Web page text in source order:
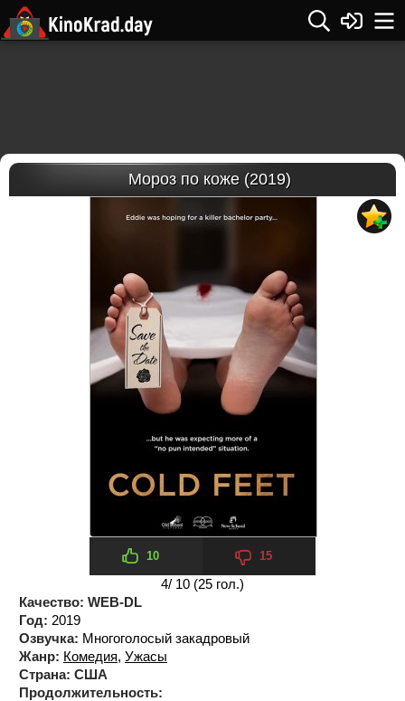
Мороз по коже (2019)
10 15
4/ 10 (25 гол.)
Качество: WEB-DL
Год: 2019
Озвучка: Многоголосый закадровый
Жанр: Комедия, Ужасы
Страна: США
Продолжительность: